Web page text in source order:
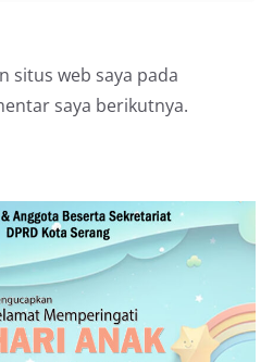
situs web saya pada
saya berikutnya.